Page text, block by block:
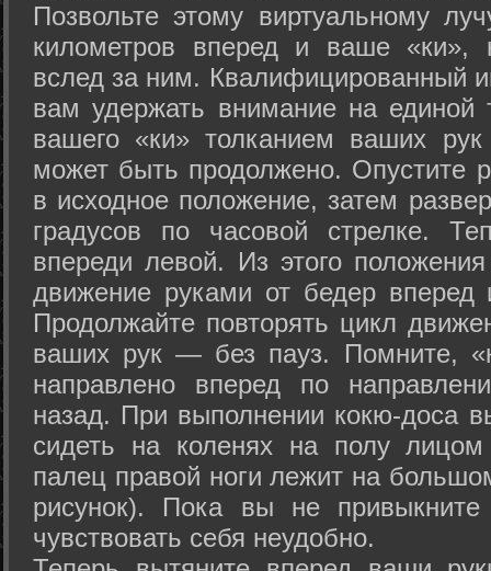
Позвольте этому виртуальному
километров вперед и ваше «ки»,
вслед за ним. Квалифицированный
вам удержать внимание на единой
вашего «ки» толканием ваших
может быть продолжено. Опустите
в исходное положение, затем
градусов по часовой стрелке.
впереди левой. Из этого
движение руками от бедер вперед
Продолжайте повторять цикл
ваших рук — без пауз. Помните,
направлено вперед по
назад. При выполнении кокю-доса
сидеть на коленях на полу
палец правой ноги лежит на
рисунок). Пока вы не
чувствовать себя неудобно.